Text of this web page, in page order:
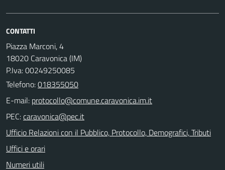
CONTATTI
Piazza Marconi, 4
18020 Caravonica (IM)
P.Iva: 00249250085
Telefono:018355050
E-mail:
PEC:
Ufficio Relazioni con il Pubblico, Protocollo, Demografici, Tributi
Uffici e orari
Numeri utili